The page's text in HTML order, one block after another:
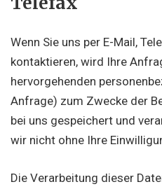
Wenn Sie uns per E-Mail,
kontaktieren, wird Ihre
hervorgehenden
Anfrage) zum Zwecke der
bei uns gespeichert und
wir nicht ohne Ihre
Die Verarbeitung dieser